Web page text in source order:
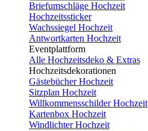
Briefumschläge Hochzeit
Hochzeitssticker
Wachssiegel Hochzeit
Antwortkarten Hochzeit
Eventplattform
Alle Hochzeitsdeko & Extras
Hochzeitsdekorationen
Gästebücher Hochzeit
Sitzplan Hochzeit
Willkommensschilder Hochzeit
Kartenbox Hochzeit
Windlichter Hochzeit